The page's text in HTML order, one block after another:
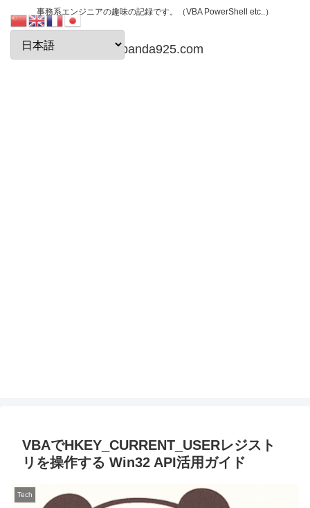
事務系エンジニアの趣味の記録です。（VBA PowerShell etc..）
papanda925.com
VBAでHKEY_CURRENT_USERレジスト
リを操作する Win32 API活用ガイド
Tech